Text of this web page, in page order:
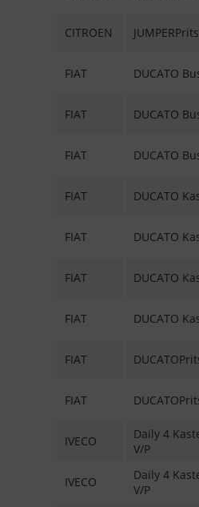
CITROEN
FIAT DUCATO
FIAT DUCATO
FIAT DUCATO
FIAT DUCATO
FIAT DUCATO
FIAT DUCATO
FIAT DUCATO
FIAT
FIAT
IVECO
Daily 4
V/P
IVECO
Daily 4
V/P